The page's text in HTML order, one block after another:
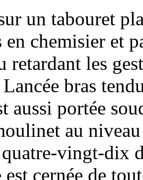
un tabouret
en chemisier et
retardant les
bras
aussi portée
au
vingt-dix
cernée de